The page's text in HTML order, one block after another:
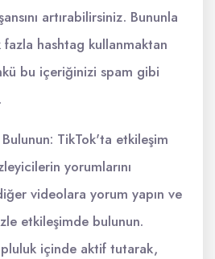
artırabilirsiniz. Bununla
hashtag kullanmaktan
bu içeriğinizi spam gibi
TikTok'ta etkileşim
yorumlarını
videolara yorum yapın ve
etkileşimde bulunun.
içinde aktif tutarak,